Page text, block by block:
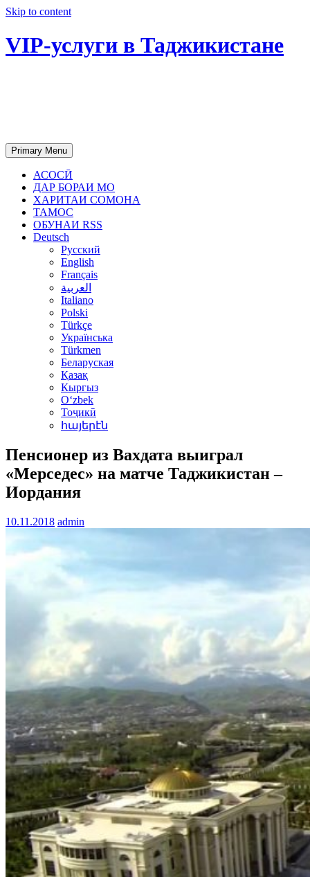
Skip to content
VIP-услуги в Таджикистане
Primary Menu
АСОСӢ
ДАР БОРАИ МО
ХАРИТАИ СОМОНА
ТАМОС
ОБУНАИ RSS
Deutsch
Русский
English
Français
العربية
Italiano
Polski
Türkçe
Українська
Türkmen
Беларуская
Қазақ
Кыргыз
Oʻzbek
Тоҷикӣ
հայերէն
Пенсионер из Вахдата выиграл
«Мерседес» на матче Таджикистан –
Иордания
10.11.2018 admin